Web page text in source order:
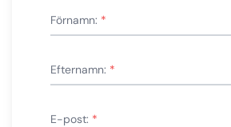
Förnamn: *
Efternamn: *
E-post: *